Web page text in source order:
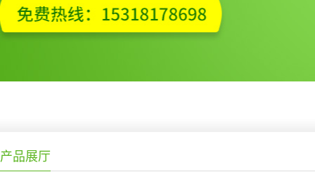
产品展厅